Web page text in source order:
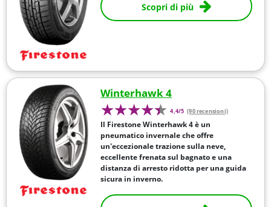
Scopri di più
Winterhawk 4
4,4/5 (90 recensioni)
Il Firestone Winterhawk 4 è un
pneumatico invernale che offre
un'eccezionale trazione sulla neve,
eccellente frenata sul bagnato e una
distanza di arresto ridotta per una guida
sicura in inverno.